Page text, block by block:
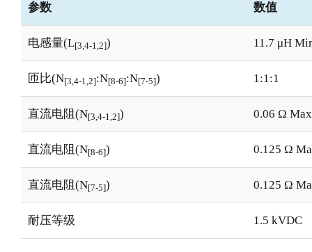
参数 数值
电感量(L[3,4-1,2]) 11.7 μH
匝比(N[3,4-1,2]:N[8-6]:N[7-5]) 1:1:1
直流电阻(N[3,4-1,2]) 0.06 Ω Max
直流电阻(N[8-6]) 0.125 Ω
直流电阻(N[7-5]) 0.125 Ω
耐压等级 1.5 kVDC